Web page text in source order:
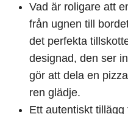
Vad är roligare att
från ugnen till
det perfekta
designad, den ser
gör att dela en
ren glädje.
Ett autentiskt